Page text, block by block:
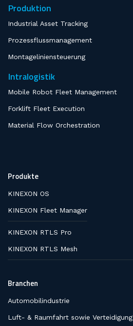
Produktion
Industrial Asset Tracking
Prozessflussmanagement
Montageliniensteuerung
Intralogistik
Mobile Robot Fleet Management
Forklift Fleet Execution
Material Flow Orchestration
Produkte
KINEXON OS
KINEXON Fleet Manager
KINEXON RTLS Pro
KINEXON RTLS Mesh
Branchen
Automobilindustrie
Luft- & Raumfahrt sowie Verteidigung